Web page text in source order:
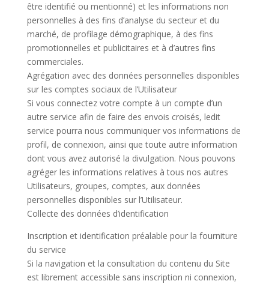
être identifié ou mentionné) et les informations non
personnelles à des fins d’analyse du secteur et du
marché, de profilage démographique, à des fins
promotionnelles et publicitaires et à d’autres fins
commerciales.
Agrégation avec des données personnelles disponibles
sur les comptes sociaux de l’Utilisateur
Si vous connectez votre compte à un compte d’un
autre service afin de faire des envois croisés, ledit
service pourra nous communiquer vos informations de
profil, de connexion, ainsi que toute autre information
dont vous avez autorisé la divulgation. Nous pouvons
agréger les informations relatives à tous nos autres
Utilisateurs, groupes, comptes, aux données
personnelles disponibles sur l’Utilisateur.
Collecte des données d’identification
Inscription et identification préalable pour la fourniture
du service
Si la navigation et la consultation du contenu du Site
est librement accessible sans inscription ni connexion,